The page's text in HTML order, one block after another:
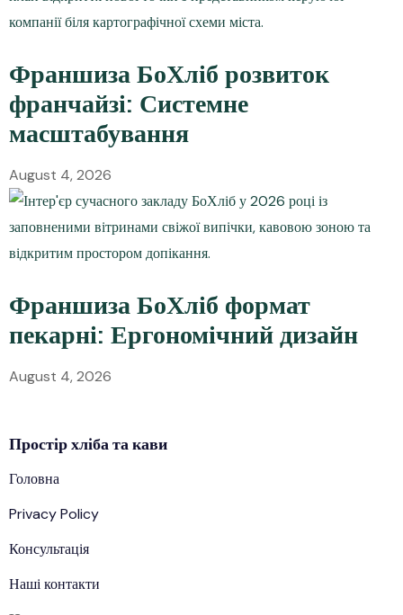
Франшиза БоХліб розвиток
франчайзі: Системне
масштабування
August 4, 2026
Франшиза БоХліб формат
пекарні: Ергономічний дизайн
August 4, 2026
Простірхлібата кави
Головна
Privacy Policy
Консультація
Наші контакти